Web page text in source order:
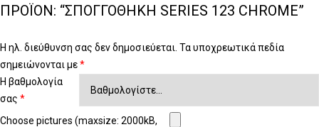
ΠΡΟΪΌΝ: “ΣΠΟΓΓΟΘΉΚΗ SERIES 123 CHROME”
Η ηλ. διεύθυνση σας δεν δημοσιεύεται. Τα υποχρεωτικά πεδία
σημειώνονται με*
Η βαθμολογία
σας *
Choose pictures (maxsize: 2000kB,